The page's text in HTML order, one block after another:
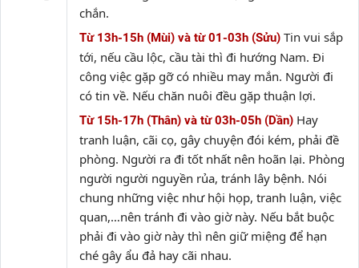
chắn.
Từ 13h-15h (Mùi) và từ 01-03h (Sửu) Tin vui sắp
tới, nếu cầu lộc, cầu tài thì đi hướng Nam. Đi
công việc gặp gỡ có nhiều may mắn. Người đi
có tin về. Nếu chăn nuôi đều gặp thuận lợi.
Từ 15h-17h (Thân) và từ 03h-05h (Dần) Hay
tranh luận, cãi cọ, gây chuyện đói kém, phải đề
phòng. Người ra đi tốt nhất nên hoãn lại. Phòng
người người nguyền rủa, tránh lây bệnh. Nói
chung những việc như hội họp, tranh luận, việc
quan,…nên tránh đi vào giờ này. Nếu bắt buộc
phải đi vào giờ này thì nên giữ miệng để hạn
ché gây ẩu đả hay cãi nhau.